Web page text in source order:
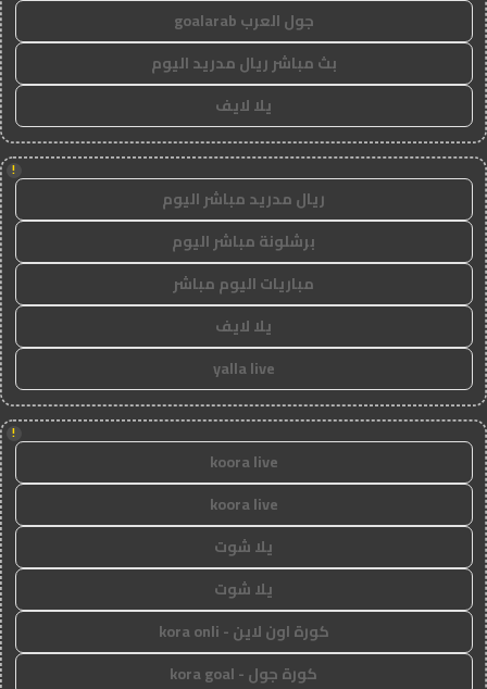
جول العرب goalarab
بث مباشر ريال مدريد اليوم
يلا لايف
!
ريال مدريد مباشر اليوم
برشلونة مباشر اليوم
مباريات اليوم مباشر
يلا لايف
yalla live
!
koora live
koora live
يلا شوت
يلا شوت
كورة اون لاين - kora onli
كورة جول - kora goal